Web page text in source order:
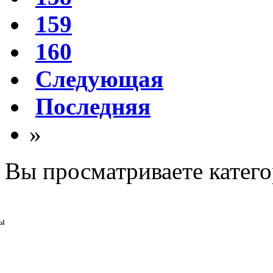
159
160
Следующая
Последняя
»
Вы просматриваете